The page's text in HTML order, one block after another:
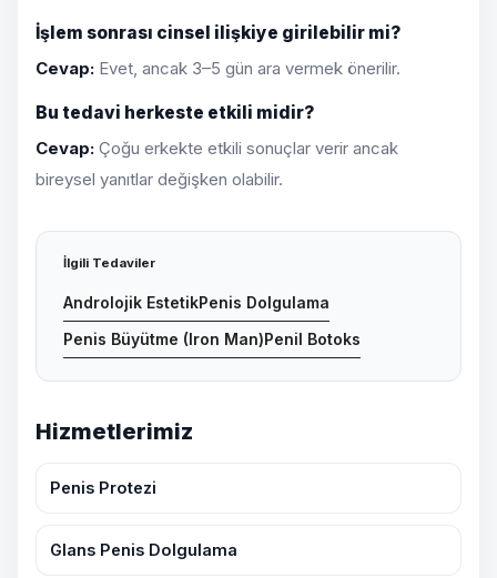
İşlem sonrası cinsel ilişkiye girilebilir mi?
Cevap: Evet, ancak 3–5 gün ara vermek önerilir.
Bu tedavi herkeste etkili midir?
Cevap: Çoğu erkekte etkili sonuçlar verir ancak
bireysel yanıtlar değişken olabilir.
İlgili Tedaviler
Androlojik EstetikPenis Dolgulama
Penis Büyütme (Iron Man)Penil Botoks
Hizmetlerimiz
Penis Protezi
Glans Penis Dolgulama